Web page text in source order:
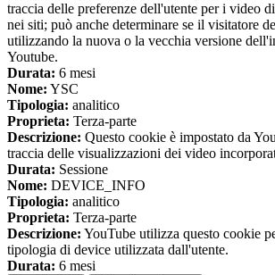
traccia delle preferenze dell'utente per i video
nei siti; può anche determinare se il visitatore
utilizzando la nuova o la vecchia versione
Youtube.
Durata: 6 mesi
Nome: YSC
Tipologia: analitico
Proprieta: Terza-parte
Descrizione: Questo cookie è impostato da
traccia delle visualizzazioni dei video
Durata: Sessione
Nome: DEVICE_INFO
Tipologia: analitico
Proprieta: Terza-parte
Descrizione: YouTube utilizza questo cookie
tipologia di device utilizzata dall'utente.
Durata: 6 mesi